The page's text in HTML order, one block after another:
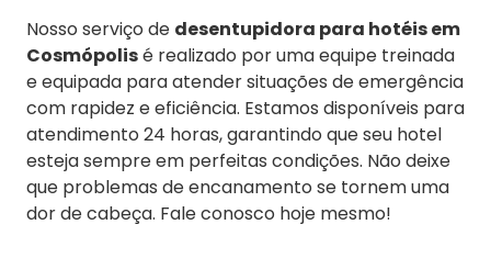
Nosso serviço de desentupidora para hotéis em
Cosmópolisé realizado por uma equipe treinada
e equipada para atender situações de emergência
com rapidez e eficiência. Estamos disponíveis para
atendimento 24 horas, garantindo que seu hotel
esteja sempre em perfeitas condições. Não deixe
que problemas de encanamento se tornem uma
dor de cabeça. Fale conosco hoje mesmo!